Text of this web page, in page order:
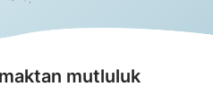
mutluluk